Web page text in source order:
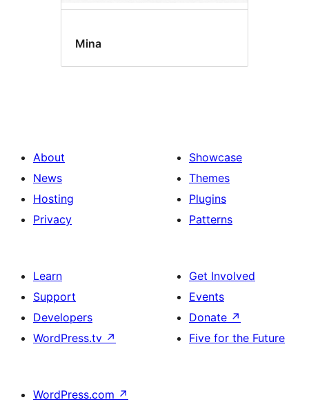
Mina
About
News
Hosting
Privacy
Showcase
Themes
Plugins
Patterns
Learn
Support
Developers
WordPress.tv ↗
Get Involved
Events
Donate ↗
Five for the Future
WordPress.com ↗